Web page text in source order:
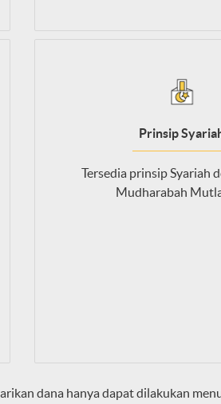
Prinsip
Tersedia prinsip Syariah
Mudharabah
dana hanya dapat dilakukan